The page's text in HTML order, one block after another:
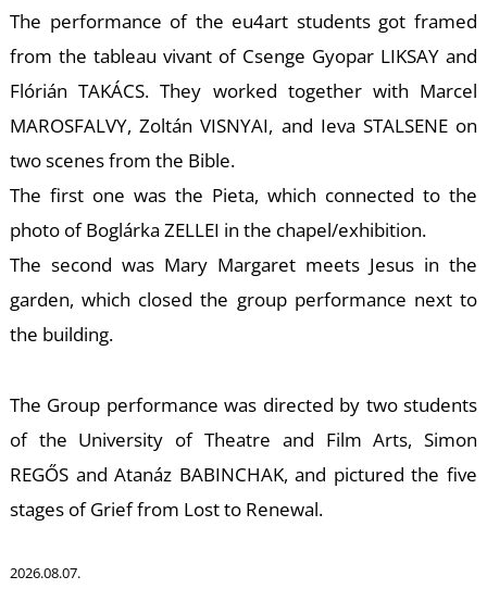
The performance of the eu4art students got framed
from the tableau vivant of Csenge Gyopar LIKSAY and
Flórián TAKÁCS. They worked together with Marcel
MAROSFALVY, Zoltán VISNYAI, and Ieva STALSENE on
two scenes from the Bible.
The first one was the Pieta, which connected to the
photo of Boglárka ZELLEI in the chapel/exhibition.
The second was Mary Margaret meets Jesus in the
garden, which closed the group performance next to
the building.
The Group performance was directed by two students
of the University of Theatre and Film Arts, Simon
REGŐS and Atanáz BABINCHAK, and pictured the five
stages of Grief from Lost to Renewal.
2026.08.07.